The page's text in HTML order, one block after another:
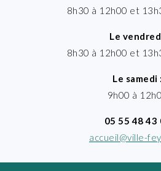
8h30 à 12h00 et
Le
8h30 à 12h00 et
Le samedi :
9h00 à
05 55 48 43
accueil@ville-